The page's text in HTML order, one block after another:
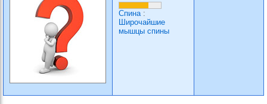
Спина:
Широчайшие
мышцы спины